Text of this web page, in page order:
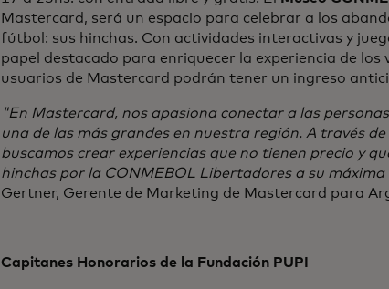
Mastercard, será un espacio para celebrar a los
fútbol: sus hinchas. Con actividades interactivas y
papel destacado para enriquecer la experiencia de los
usuarios de Mastercard podrán tener un ingreso
"En Mastercard, nos apasiona conectar a las
una de las más grandes en nuestra región. A través
buscamos crear experiencias que no tienen precio y
hinchas por la CONMEBOL Libertadores a su máxima
Gertner, Gerente de Marketing de Mastercard para
Capitanes Honorarios de la Fundación PUPI